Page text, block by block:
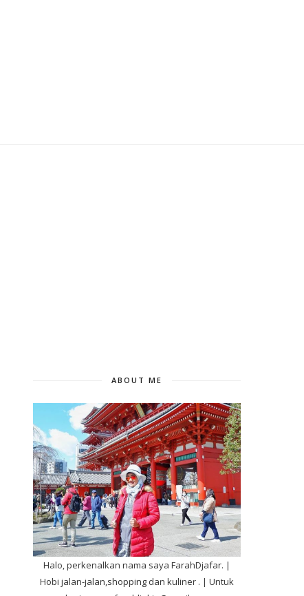
ABOUT ME
Halo, perkenalkan nama saya FarahDjafar. |
Hobi jalan-jalan,shopping dan kuliner . | Untuk